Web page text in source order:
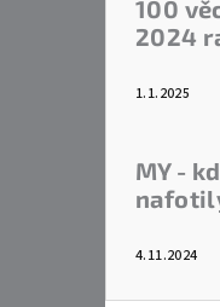
100
2024
1.1.2025
MY -
4.11.2024